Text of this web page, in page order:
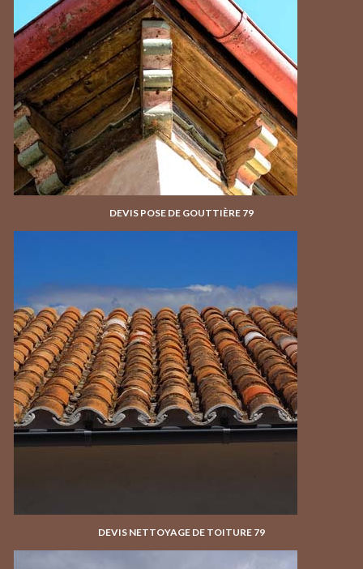
DEVIS POSE DE GOUTTIÈRE 79
DEVIS NETTOYAGE DE TOITURE 79